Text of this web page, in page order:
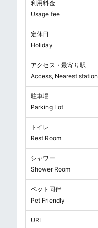
利用料金
Usage fee
定休日
Holiday
アクセス・最寄り駅
Access, Nearest station
駐車場
Parking Lot
トイレ
Rest Room
シャワー
Shower Room
ペット同伴
Pet Friendly
URL